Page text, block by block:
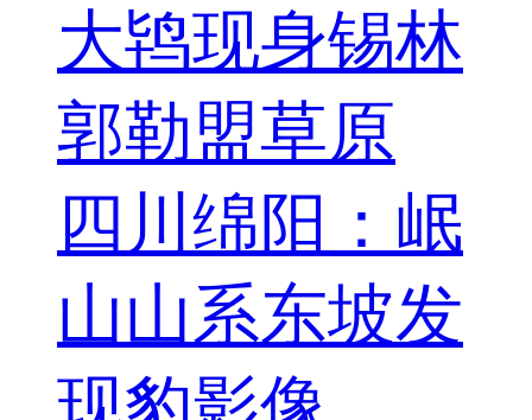
大鸨现身锡林
郭勒盟草原
四川绵阳：岷
山山系东坡发